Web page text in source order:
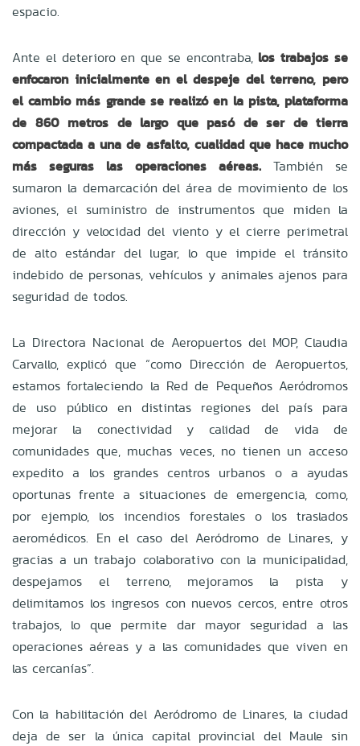
espacio.
Ante el deterioro en que se encontraba,los trabajos se
enfocaron inicialmente en el despeje del terreno, pero
el cambio más grande se realizó en la pista, plataforma
de 860 metros de largo que pasó de ser de tierra
compactada a una de asfalto, cualidad que hace mucho
más seguras las operaciones aéreas. También se
sumaron la demarcación del área de movimiento de los
aviones, el suministro de instrumentos que miden la
dirección y velocidad del viento y el cierre perimetral
de alto estándar del lugar, lo que impide el tránsito
indebido de personas, vehículos y animales ajenos para
seguridad de todos.
La Directora Nacional de Aeropuertos del MOP, Claudia
Carvallo, explicó que “como Dirección de Aeropuertos,
estamos fortaleciendo la Red de Pequeños Aeródromos
de uso público en distintas regiones del país para
mejorar la conectividad y calidad de vida de
comunidades que, muchas veces, no tienen un acceso
expedito a los grandes centros urbanos o a ayudas
oportunas frente a situaciones de emergencia, como,
por ejemplo, los incendios forestales o los traslados
aeromédicos. En el caso del Aeródromo de Linares, y
gracias a un trabajo colaborativo con la municipalidad,
despejamos el terreno, mejoramos la pista y
delimitamos los ingresos con nuevos cercos, entre otros
trabajos, lo que permite dar mayor seguridad a las
operaciones aéreas y a las comunidades que viven en
las cercanías”.
Con la habilitación del Aeródromo de Linares, la ciudad
deja de ser la única capital provincial del Maule sin